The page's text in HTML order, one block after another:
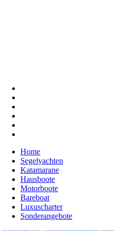
Home
Segelyachten
Katamarane
Hausboote
Motorboote
Bareboat
Luxuscharter
Sonderangebote